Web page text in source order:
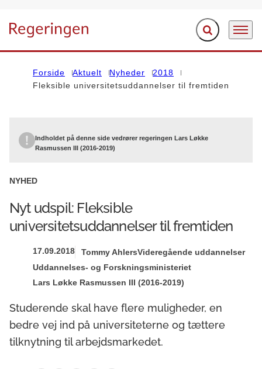
Gå til forsiden Fold søgefelt ud
Menu
Forside Aktuelt Nyheder
2018
Fleksible universitetsuddannelser til fremtiden
Indholdet på denne side vedrører regeringen Lars Løkke
Rasmussen III (2016-2019)
NYHED
Nyt udspil: Fleksible
universitetsuddannelser til fremtiden
17.09.2018 Tommy AhlersVideregående uddannelser
Uddannelses- og Forskningsministeriet
Lars Løkke Rasmussen III (2016-2019)
Studerende skal have flere muligheder, en
bedre vej ind på universiteterne og tættere
tilknytning til arbejdsmarkedet.